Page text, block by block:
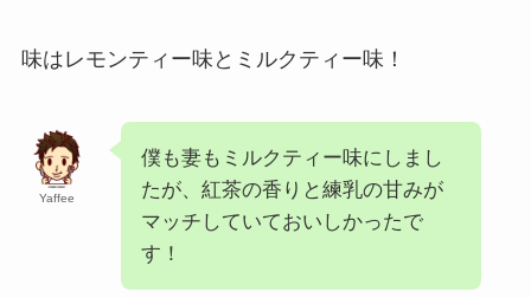
味はレモンティー味とミルクティー味！
Yaffee
僕も妻もミルクティー味にしまし
たが、紅茶の香りと練乳の甘みが
マッチしていておいしかったで
す！